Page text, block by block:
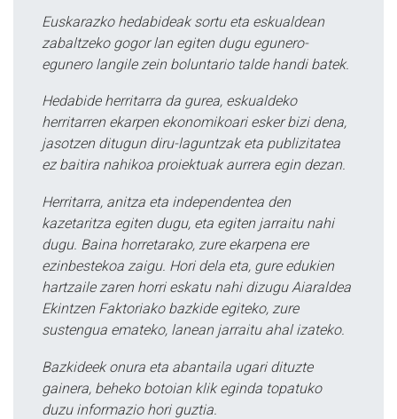
Euskarazko hedabideak sortu eta eskualdean
zabaltzeko gogor lan egiten dugu egunero-
egunero langile zein boluntario talde handi batek.
Hedabide herritarra da gurea, eskualdeko
herritarren ekarpen ekonomikoari esker bizi dena,
jasotzen ditugun diru-laguntzak eta publizitatea
ez baitira nahikoa proiektuak aurrera egin dezan.
Herritarra, anitza eta independentea den
kazetaritza egiten dugu, eta egiten jarraitu nahi
dugu. Baina horretarako, zure ekarpena ere
ezinbestekoa zaigu. Hori dela eta, gure edukien
hartzaile zaren horri eskatu nahi dizugu Aiaraldea
Ekintzen Faktoriako bazkide egiteko, zure
sustengua emateko, lanean jarraitu ahal izateko.
Bazkideek onura eta abantaila ugari dituzte
gainera, beheko botoian klik eginda topatuko
duzu informazio hori guztia.